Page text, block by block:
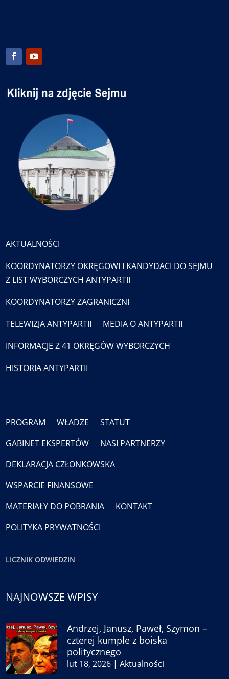
AKTUALNOŚCI
KOORDYNATORZY OKRĘGOWI I KANDYDACI DO SEJMU
Z LIST WYBORCZYCH ANTYPARTII
KOORDYNATORZY ZAGRANICZNI
TELEWIZJA ANTYPARTII
MEDIA O ANTYPARTII
INFORMACJE Z 41 OKRĘGÓW WYBORCZYCH
HISTORIA ANTYPARTII
PROGRAM WŁADZE
STATUT
GABINET EKSPERTÓW
NASI PARTNERZY
DEKLARACJA CZŁONKOWSKA
WSPARCIE FINANSOWE
MATERIAŁY DO POBRANIA
KONTAKT
POLITYKA PRYWATNOŚCI
LICZNIK ODWIEDZIN
NAJNOWSZE WPISY
Andrzej, Janusz, Paweł, Szymon –
czterej kumple z boiska
politycznego
lut 18, 2026 |Aktualności